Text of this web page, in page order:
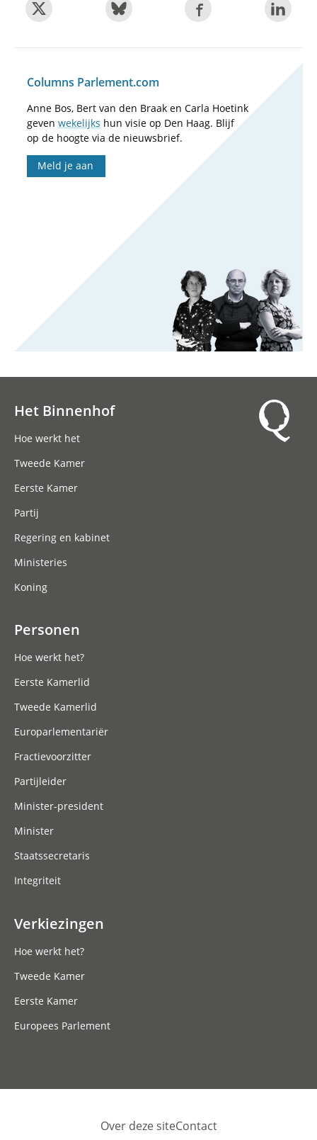
Columns Parlement.com
Anne Bos, Bert van den Braak en Carla Hoetink
geven wekelijks hun visie op Den Haag. Blijf
op de hoogte via de nieuwsbrief.
Meld je aan
Het Binnenhof
Hoe werkt het
Tweede Kamer
Eerste Kamer
Partij
Regering en kabinet
Ministeries
Koning
Personen
Hoe werkt het?
Eerste Kamerlid
Tweede Kamerlid
Europarlementariër
Fractievoorzitter
Partijleider
Minister-president
Minister
Staatssecretaris
Integriteit
Verkiezingen
Hoe werkt het?
Tweede Kamer
Eerste Kamer
Europees Parlement
Over deze siteContact